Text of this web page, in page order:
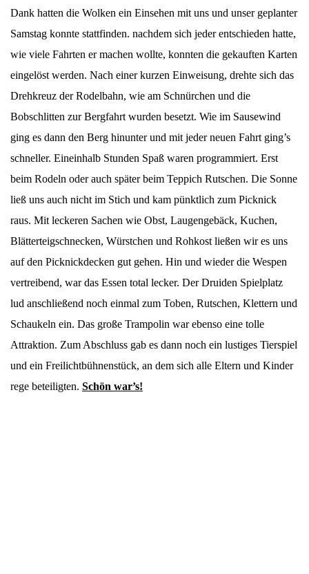
Dank hatten die Wolken ein Einsehen mit uns und unser geplanter
Samstag konnte stattfinden. nachdem sich jeder entschieden hatte,
wie viele Fahrten er machen wollte, konnten die gekauften Karten
eingelöst werden. Nach einer kurzen Einweisung, drehte sich das
Drehkreuz der Rodelbahn, wie am Schnürchen und die
Bobschlitten zur Bergfahrt wurden besetzt. Wie im Sausewind
ging es dann den Berg hinunter und mit jeder neuen Fahrt ging’s
schneller. Eineinhalb Stunden Spaß waren programmiert. Erst
beim Rodeln oder auch später beim Teppich Rutschen. Die Sonne
ließ uns auch nicht im Stich und kam pünktlich zum Picknick
raus. Mit leckeren Sachen wie Obst, Laugengebäck, Kuchen,
Blätterteigschnecken, Würstchen und Rohkost ließen wir es uns
auf den Picknickdecken gut gehen. Hin und wieder die Wespen
vertreibend, war das Essen total lecker. Der Druiden Spielplatz
lud anschließend noch einmal zum Toben, Rutschen, Klettern und
Schaukeln ein. Das große Trampolin war ebenso eine tolle
Attraktion. Zum Abschluss gab es dann noch ein lustiges Tierspiel
und ein Freilichtbühnenstück, an dem sich alle Eltern und Kinder
rege beteiligten. Schön war’s!